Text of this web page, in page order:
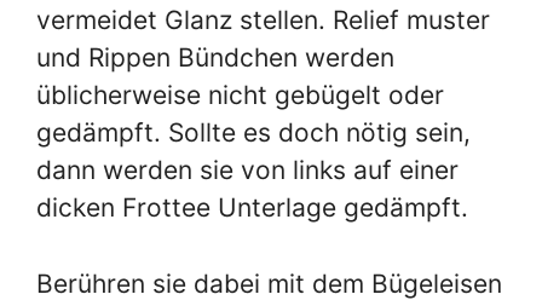
vermeidet Glanz stellen. Relief muster
und Rippen Bündchen werden
üblicherweise nicht gebügelt oder
gedämpft. Sollte es doch nötig sein,
dann werden sie von links auf einer
dicken Frottee Unterlage gedämpft.
Berühren sie dabei mit dem Bügeleisen